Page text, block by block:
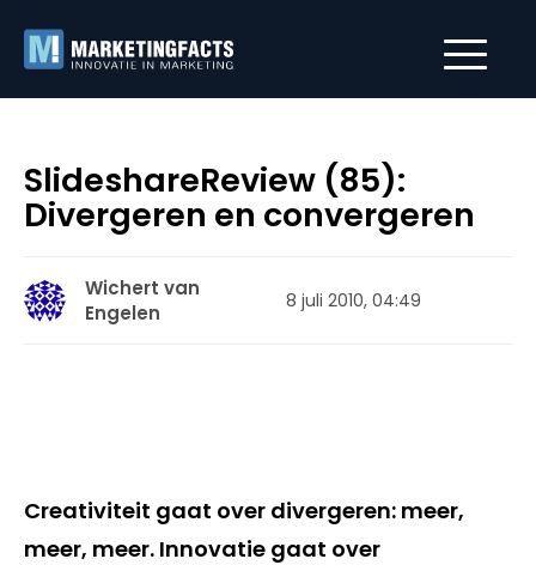
SlideshareReview (85):
Divergeren en convergeren
Wichert van
Engelen
8 juli 2010, 04:49
Creativiteit gaat over divergeren: meer,
meer, meer. Innovatie gaat over